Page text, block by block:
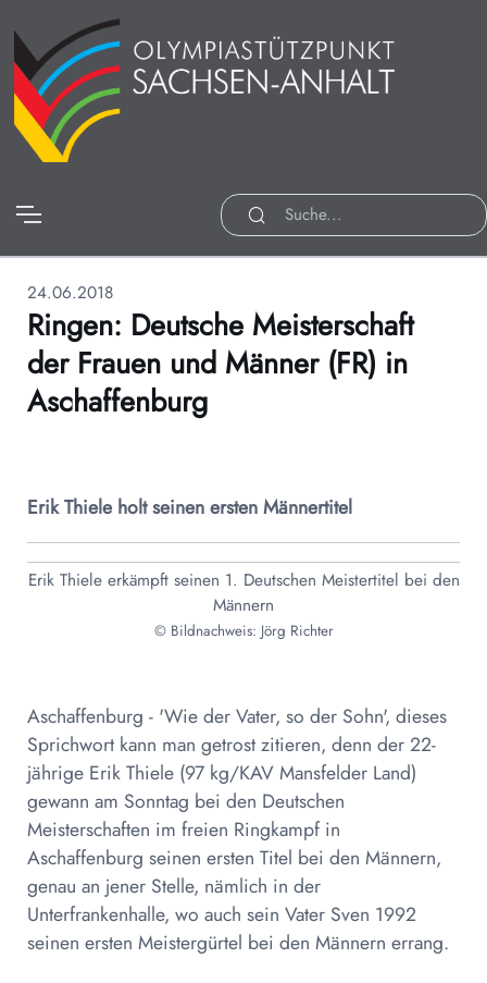
24.06.2018
Ringen: Deutsche Meisterschaft
der Frauen und Männer (FR) in
Aschaffenburg
Erik Thiele holt seinen ersten Männertitel
Erik Thiele erkämpft seinen 1. Deutschen Meistertitel bei den
Männern
© Bildnachweis: Jörg Richter
Aschaffenburg - 'Wie der Vater, so der Sohn', dieses
Sprichwort kann man getrost zitieren, denn der 22-
jährige Erik Thiele (97 kg/KAV Mansfelder Land)
gewann am Sonntag bei den Deutschen
Meisterschaften im freien Ringkampf in
Aschaffenburg seinen ersten Titel bei den Männern,
genau an jener Stelle, nämlich in der
Unterfrankenhalle, wo auch sein Vater Sven 1992
seinen ersten Meistergürtel bei den Männern errang.